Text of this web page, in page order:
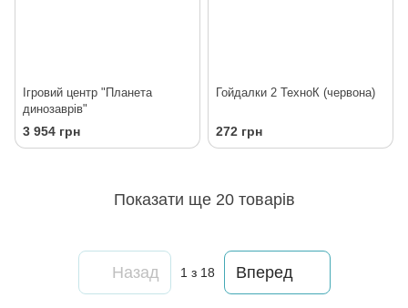
Ігровий центр "Планета
динозаврів"
3 954 грн
Гойдалки 2 ТехноК (червона)
272 грн
Показати ще 20 товарів
Назад 1з 18 Вперед